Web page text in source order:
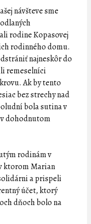
návšteve sme
rodine Kopasovej
rodinného domu.
najneskôr do
remeselníci
Ak by tento
bez strechy nad
bola sutina v
dohodnutom
rodinám v
ktorom Marian
a prispeli
účet, ktorý
dňoch bolo na